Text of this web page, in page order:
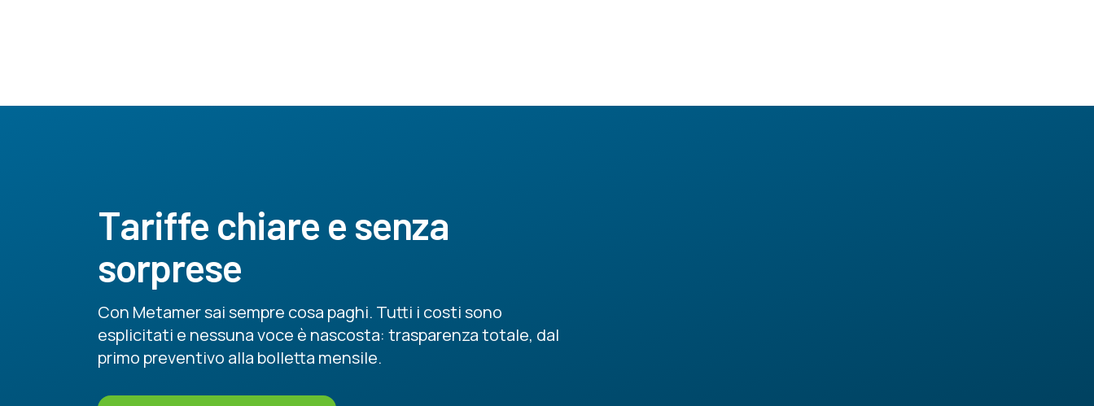
Tariffe chiare e senza
sorprese
Con Metamer sai sempre cosa paghi. Tutti i costi sono
esplicitati e nessuna voce è nascosta: trasparenza totale, dal
primo preventivo alla bolletta mensile.